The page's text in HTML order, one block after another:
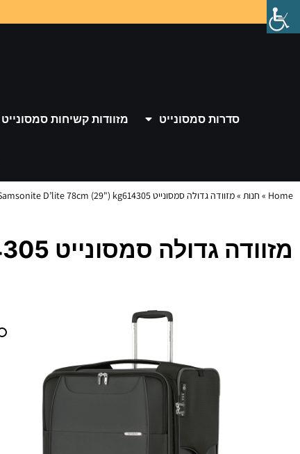
סדרות סמסונייט מזוודות קשיחות סמסונייט
Home
» חנות »מזוודה גדולה סמסונייט Samsonite D’lite 78cm (29") kg614305 (צבע זית)
מזוודה גדולה סמסונייט Samsonite D’lite 78cm (29") kg614305 (צבע זית)